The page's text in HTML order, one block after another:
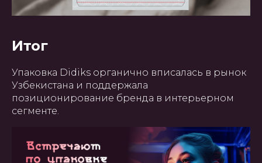
Итог
Упаковка Didiks органично вписалась в рынок
Узбекистана и поддержала
позиционирование бренда в интерьерном
сегменте.
ГЛАВНАЯ О НАС УПАКОВКА
ПОЛИГРАФИЯ